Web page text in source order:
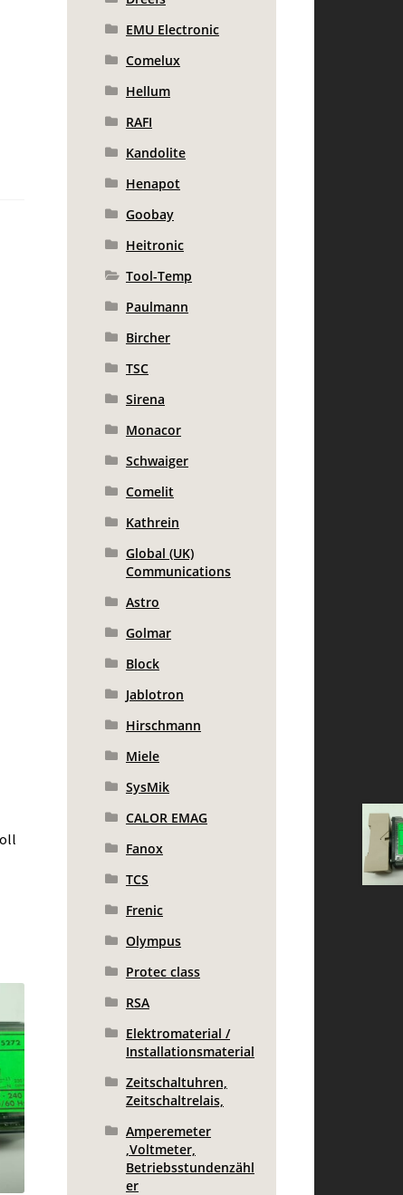
EMU Electronic
Comelux
Hellum
RAFI
Kandolite
Henapot
Goobay
Heitronic
Tool-Temp
Paulmann
Bircher
TSC
Sirena
Monacor
Schwaiger
Comelit
Kathrein
Global (UK)
Communications
Astro
Golmar
Block
Jablotron
Hirschmann
Miele
SysMik
CALOR EMAG
Fanox
TCS
Frenic
Olympus
Protec class
RSA
Elektromaterial /
Installationsmaterial
Zeitschaltuhren,
Zeitschaltrelais,
Amperemeter
,Voltmeter,
Betriebsstundenzähl
er